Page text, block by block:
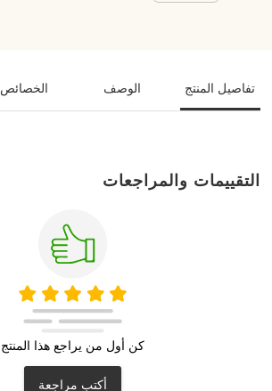
تفاصيل المنتج الوصف الخصائص
التقييمات والمراجعات
كن أول من يراجع هذا المنتج
أكتب مراجعة